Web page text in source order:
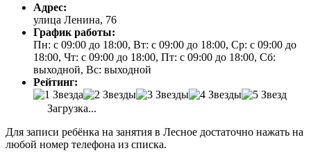
Адрес:
улица Ленина, 76
График работы:
Пн: с 09:00 до 18:00, Вт: с 09:00 до 18:00, Ср: с 09:00 до
18:00, Чт: с 09:00 до 18:00, Пт: с 09:00 до 18:00, Сб:
выходной, Вс: выходной
Рейтинг:
Загрузка...
Для записи ребёнка на занятия в Лесное достаточно нажать на
любой номер телефона из списка.